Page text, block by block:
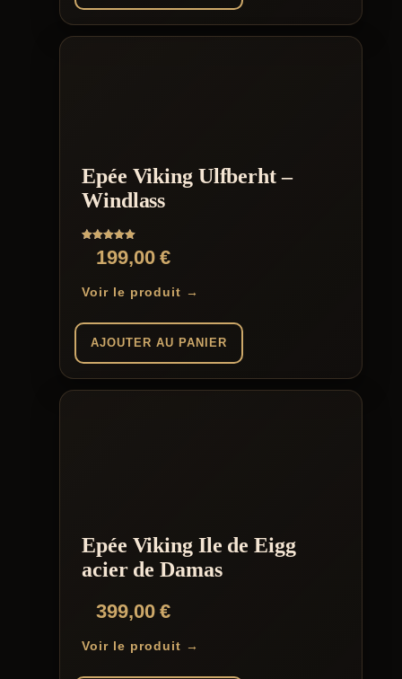
Epée Viking Ulfberht –
Windlass
Note199,00€
Voir le produit →
AJOUTER AU PANIER
Epée Viking Ile de Eigg
acier de Damas
399,00€
Voir le produit →